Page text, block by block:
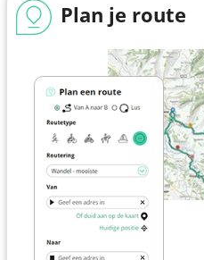
Plan je route